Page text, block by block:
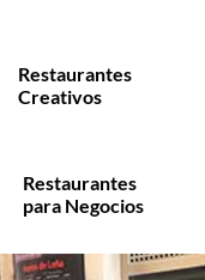
Restaurantes
Creativos
Restaurantes
para Negocios